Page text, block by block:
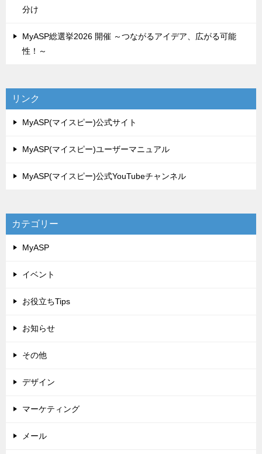
分け
MyASP総選挙2026 開催 ～つながるアイデア、広がる可能
性！～
リンク
MyASP(マイスピー)公式サイト
MyASP(マイスピー)ユーザーマニュアル
MyASP(マイスピー)公式YouTubeチャンネル
カテゴリー
MyASP
イベント
お役立ちTips
お知らせ
その他
デザイン
マーケティング
メール